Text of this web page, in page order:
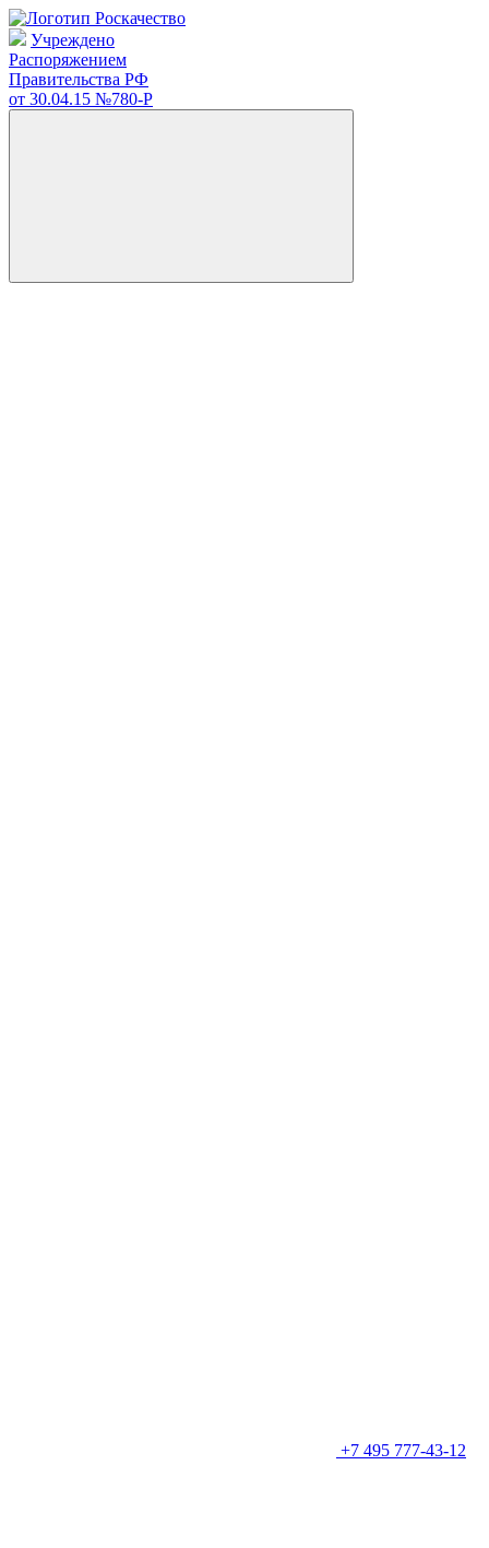
Учреждено
Распоряжением
Правительства РФ
от 30.04.15 №780-Р
+7 495 777-43-12